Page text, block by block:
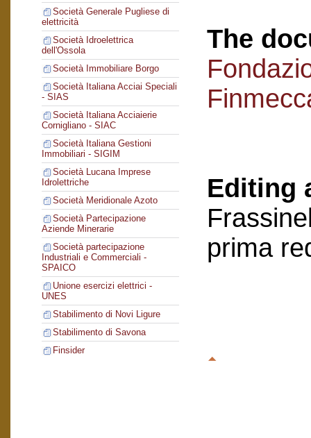
Società Generale Pugliese di
elettricità
Società Idroelettrica
dell'Ossola
Società Immobiliare Borgo
Società Italiana Acciai Speciali
- SIAS
Società Italiana Acciaierie
Cornigliano - SIAC
Società Italiana Gestioni
Immobiliari - SIGIM
Società Lucana Imprese
Idrolettriche
Società Meridionale Azoto
Società Partecipazione
Aziende Minerarie
Società partecipazione
Industriali e Commerciali -
SPAICO
Unione esercizi elettrici -
UNES
Stabilimento di Novi Ligure
Stabilimento di Savona
Finsider
The
Editing
prima